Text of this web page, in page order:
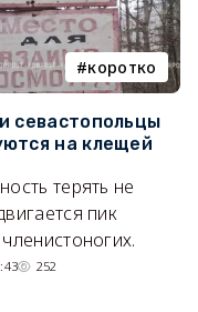
коротко
севастопольцы
на клещей
терять не
пик
252